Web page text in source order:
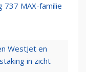
737 MAX-familie
WestJet en
in zicht